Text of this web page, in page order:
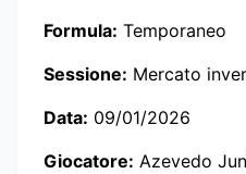
Formula: Temporaneo
Sessione: Mercato
Data: 09/01/2026
Giocatore: Azevedo